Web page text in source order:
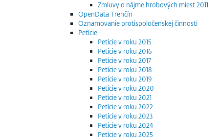
Zmluvy o nájme hrobových miest 2011
OpenData Trenčín
Oznamovanie protispoločenskej činnosti
Petície
Petície v roku 2015
Petície v roku 2016
Petície v roku 2017
Petície v roku 2018
Petície v roku 2019
Petície v roku 2020
Petície v roku 2021
Petície v roku 2022
Petície v roku 2023
Petície v roku 2024
Petície v roku 2025